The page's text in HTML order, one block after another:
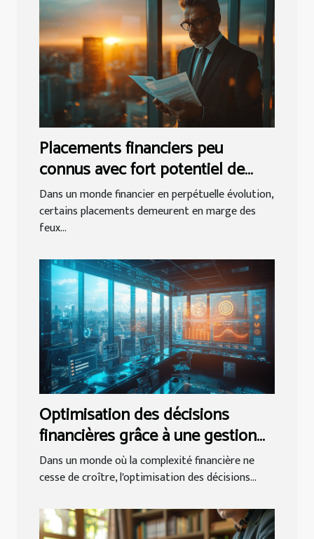
Placements financiers peu
connus avec fort potentiel de
rendement
Dans un monde financier en perpétuelle évolution,
certains placements demeurent en marge des
feux...
Optimisation des décisions
financières grâce à une gestion
fiduciaire intégrée
Dans un monde où la complexité financière ne
cesse de croître, l'optimisation des décisions...